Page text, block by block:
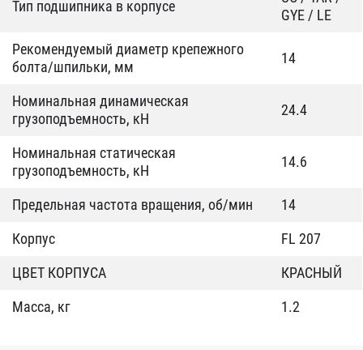
Тип подшипника в корпусе
GYE / LE
Рекомендуемый диаметр крепежного
болта/шпильки, мм
14
Номинальная динамическая
грузоподъемность, кН
24.4
Номинальная статическая
грузоподъемность, кН
14.6
Предельная частота вращения, об/мин
14
Корпус
FL 207
ЦВЕТ КОРПУСА
КРАСНЫЙ
Масса, кг
1.2